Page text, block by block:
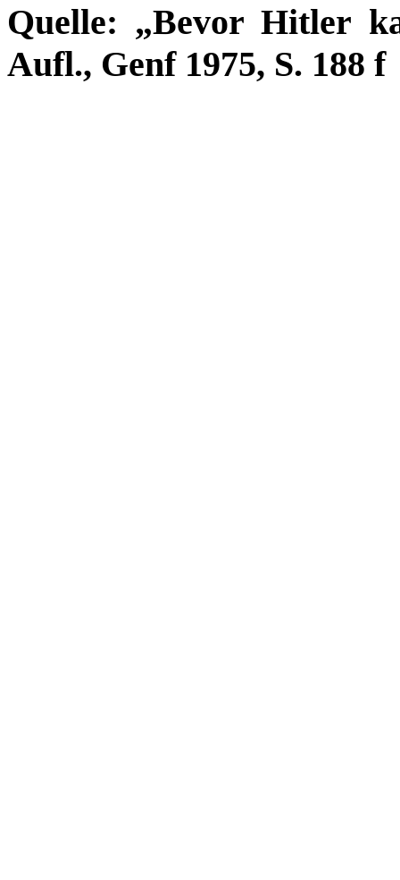
Quelle: „Bevor Hitler
Aufl., Genf 1975, S. 188 f